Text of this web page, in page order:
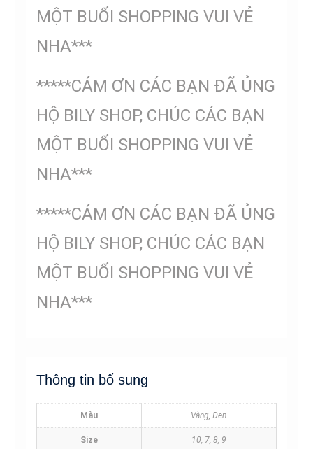
MỘT BUỔI SHOPPING VUI VẺ
NHA***
*****CÁM ƠN CÁC BẠN ĐÃ ỦNG
HỘ BILY SHOP, CHÚC CÁC BẠN
MỘT BUỔI SHOPPING VUI VẺ
NHA***
*****CÁM ƠN CÁC BẠN ĐÃ ỦNG
HỘ BILY SHOP, CHÚC CÁC BẠN
MỘT BUỔI SHOPPING VUI VẺ
NHA***
Thông tin bổ sung
Màu Vàng, Đen
Size 10, 7, 8, 9